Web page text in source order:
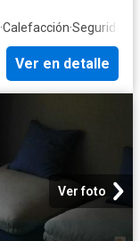
·Calefacción·Seguridad
Ver en detalle
Ver foto